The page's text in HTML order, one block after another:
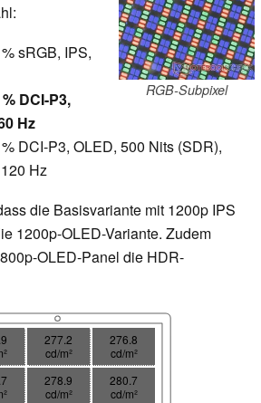
RGB-Subpixel
sRGB, IPS,
DCI-P3,
Hz
DCI-P3, OLED, 500 Nits (SDR),
Hz
die Basisvariante mit 1200p IPS
1200p-OLED-Variante. Zudem
OLED-Panel die HDR-
277.2
cd/m²
276.8
cd/m²
278.9
cd/m²
280.7
cd/m²